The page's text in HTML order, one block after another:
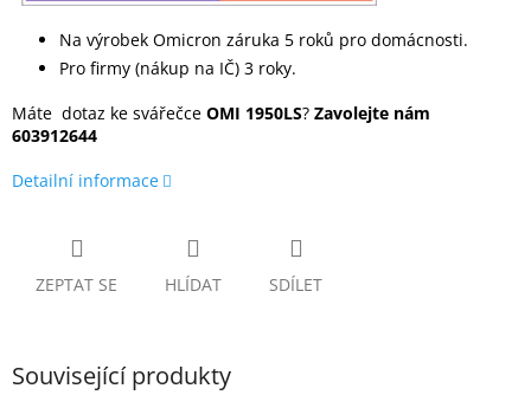
Na výrobek Omicron záruka 5 roků pro domácnosti.
Pro firmy (nákup na IČ) 3 roky.
Máte dotaz ke svářečce OMI 1950LS? Zavolejte nám
603912644
Detailní informace
ZEPTAT SE HLÍDAT SDÍLET
Související produkty